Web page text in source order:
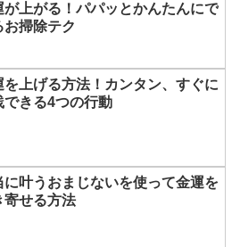
が上がる！パパッとかんたんにで
お掃除テク
を上げる方法！カンタン、すぐに
できる4つの行動
に叶うおまじないを使って金運を
寄せる方法